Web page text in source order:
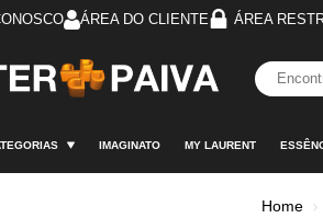
ÁREA DO CLIENTE ÁREA
IMAGINATO MY LAURENT
Home